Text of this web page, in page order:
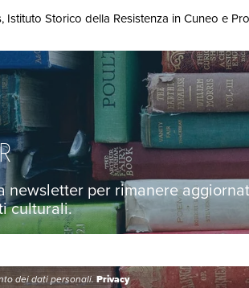
Istituto Storico della Resistenza in Cuneo e
newsletter per rimanere
culturali.
dei dati personali.Privacy